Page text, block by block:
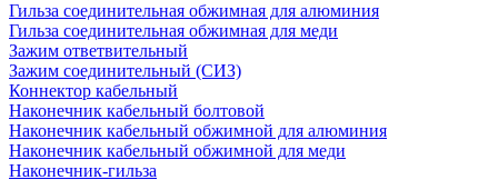
Гильза соединительная обжимная для алюминия
Гильза соединительная обжимная для меди
Зажим ответвительный
Зажим соединительный (СИЗ)
Коннектор кабельный
Наконечник кабельный болтовой
Наконечник кабельный обжимной для алюминия
Наконечник кабельный обжимной для меди
Наконечник-гильза